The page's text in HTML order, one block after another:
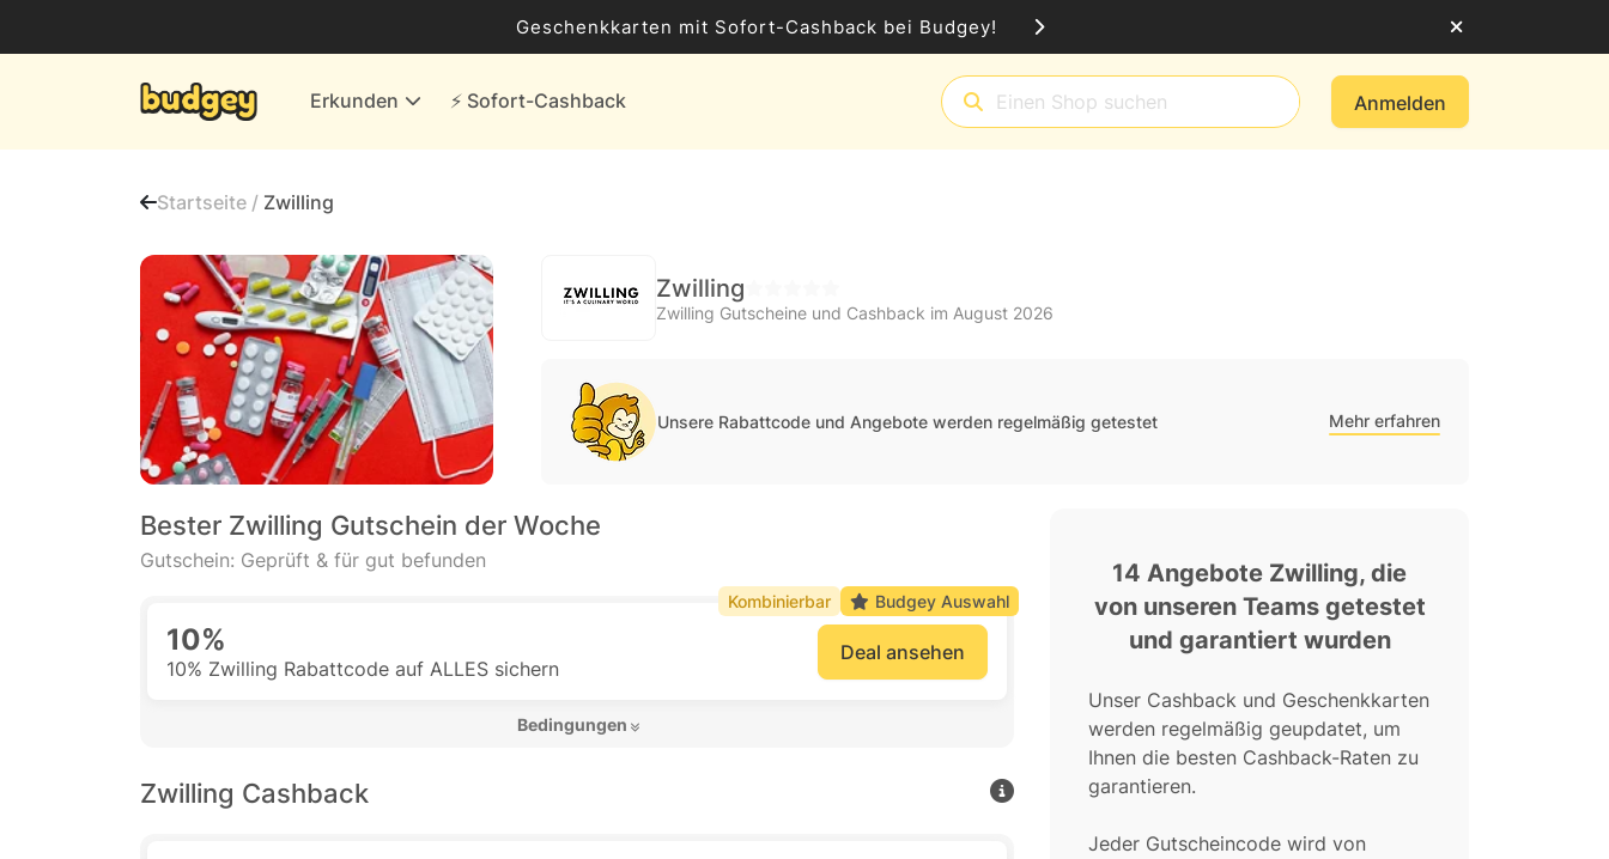
Geschenkkarten mit Sofort-Cashback bei Budgey!
Erkunden ⚡️ Sofort-Cashback Anmelden
Finanzen & Versicherungen
Weiteres
Alle Händler
Startseite / Zwilling
Zwilling
Zwilling Gutscheine und Cashback im August 2026
Unsere Rabattcode und Angebote werden regelmäßig getestet Mehr erfahren
Bester Zwilling Gutschein der Woche
Gutschein: Geprüft & für gut befunden
10%
10% Zwilling Rabattcode auf ALLES sichern
Deal ansehen
Bedingungen
Kombinierbar Budgey Auswahl
Zwilling Cashback
14 Angebote Zwilling, die
von unseren Teams getestet
und garantiert wurden
Unser Cashback und Geschenkkarten
werden regelmäßig geupdatet, um
Ihnen die besten Cashback-Raten zu
garantieren.
Jeder Gutscheincode wird von